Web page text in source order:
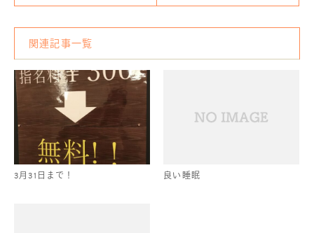
関連記事一覧
3月31日まで！ 良い睡眠